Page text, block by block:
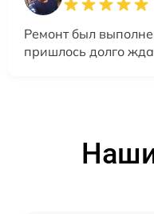
Ремонт был
пришлось долго